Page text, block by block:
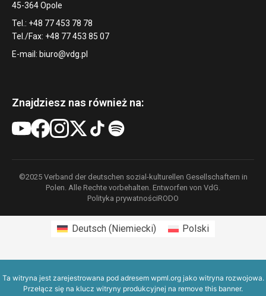
45-364 Opole
Tel.: +48 77 453 78 78
Tel./Fax: +48 77 453 85 07
E-mail: biuro@vdg.pl
Znajdziesz nas również na:
©2025 Verband der deutschen sozial-kulturellen Gesellschaftern in
Polen. Alle Rechte vorbehalten. Entworfen von VdG.
Polityka prywatnościRODO
Deutsch(Niemiecki) Polski
Ta witryna jest zarejestrowana pod adresem wpml.orgjako witryna rozwojowa.
Przełącz się na klucz witryny produkcyjnej na remove this banner.